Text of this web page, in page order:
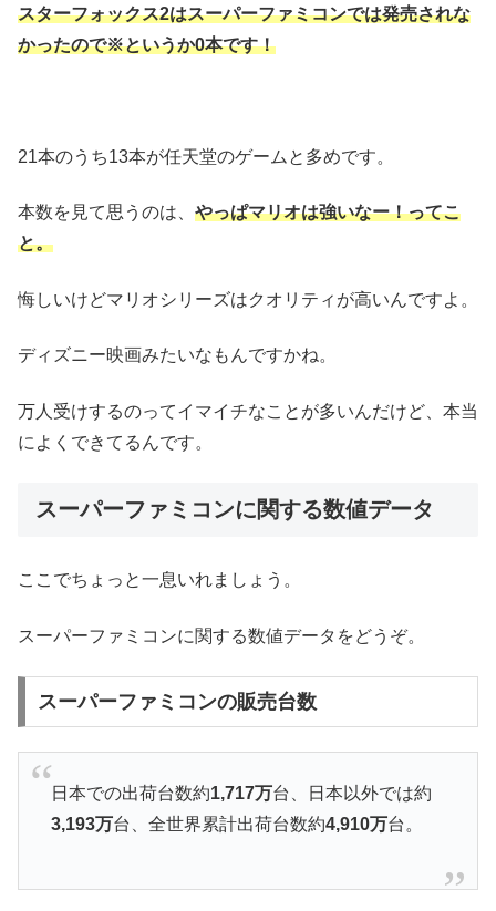
スターフォックス2はスーパーファミコンでは発売されな
かったので※というか0本です！
21本のうち13本が任天堂のゲームと多めです。
本数を見て思うのは、 やっぱマリオは強いなー！ってこ
と。
悔しいけどマリオシリーズはクオリティが高いんですよ。
ディズニー映画みたいなもんですかね。
万人受けするのってイマイチなことが多いんだけど、本当
によくできてるんです。
スーパーファミコンに関する数値データ
ここでちょっと一息いれましょう。
スーパーファミコンに関する数値データをどうぞ。
スーパーファミコンの販売台数
日本での出荷台数約1,717万台、日本以外では約
3,193万台、全世界累計出荷台数約4,910万台。